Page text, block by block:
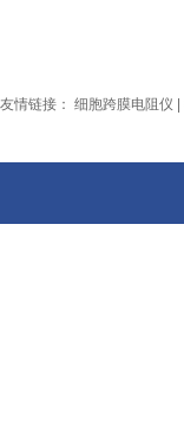
友情链接： 细胞跨膜电阻仪